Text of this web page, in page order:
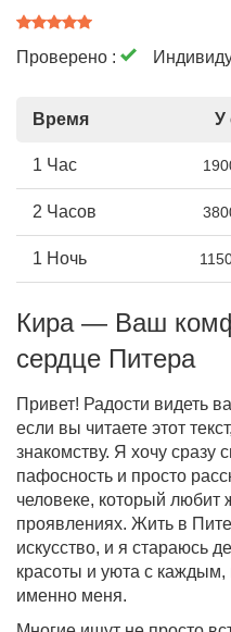
Проверено :
Время У
1 Час
2 Часов
1 Ночь
Кира — Ваш
сердце Питера
Привет! Радости видеть
если вы читаете этот
знакомству. Я хочу сразу
пафосность и просто
человеке, который любит
проявлениях. Жить в
искусство, и я стараюсь
красоты и уюта с каждым,
именно меня.